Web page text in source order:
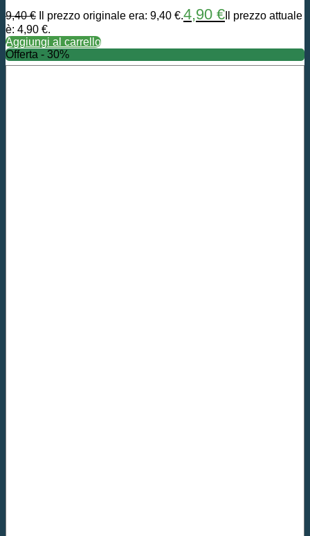
9,40€ Il prezzo originale era: 9,40 €.4,90 € Il prezzo attuale
è: 4,90 €.
Aggiungi al carrello
Offerta - 30%